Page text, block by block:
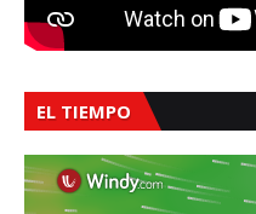
EL TIEMPO